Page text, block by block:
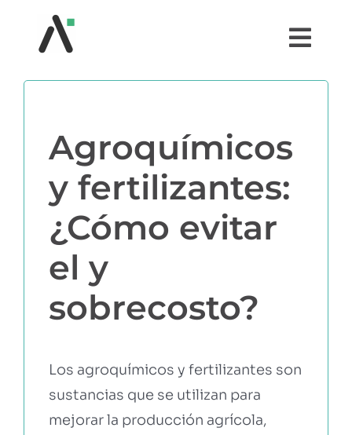
¿QUÉ ES AGRI?
MÓDULOS
TESTIMONIOS
PRECIOS
EBOOKS Y RECURSOS
Agroquímicos
y fertilizantes:
¿Cómo evitar
el y
sobrecosto?
Los agroquímicos y fertilizantes son
sustancias que se utilizan para
mejorar la producción agrícola,